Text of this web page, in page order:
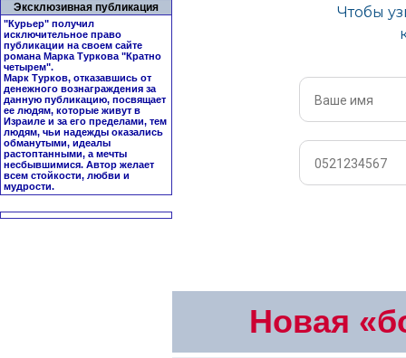
Эксклюзивная публикация
"Курьер" получил
исключительное право
публикации на своем сайте
романа Марка Туркова "Кратно
четырем".
Марк Турков, отказавшись от
денежного вознаграждения за
данную публикацию, посвящает
ее людям, которые живут в
Израиле и за его пределами, тем
людям, чьи надежды оказались
обманутыми, идеалы
растоптанными, а мечты
несбывшимися. Автор желает
всем стойкости, любви и
мудрости.
Новая